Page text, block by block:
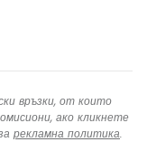
връзки, от които
ако кликнете
рекламна политика.